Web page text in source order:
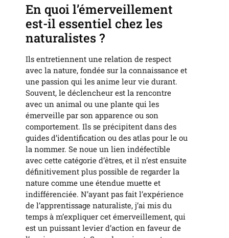
En quoi l’émerveillement
est-il essentiel chez les
naturalistes ?
Ils entretiennent une relation de respect
avec la nature, fondée sur la connaissance et
une passion qui les anime leur vie durant.
Souvent, le déclencheur est la rencontre
avec un animal ou une plante qui les
émerveille par son apparence ou son
comportement. Ils se précipitent dans des
guides d’identification ou des atlas pour le ou
la nommer. Se noue un lien indéfectible
avec cette catégorie d’êtres, et il n’est ensuite
définitivement plus possible de regarder la
nature comme une étendue muette et
indifférenciée. N’ayant pas fait l’expérience
de l’apprentissage naturaliste, j’ai mis du
temps à m’expliquer cet émerveillement, qui
est un puissant levier d’action en faveur de